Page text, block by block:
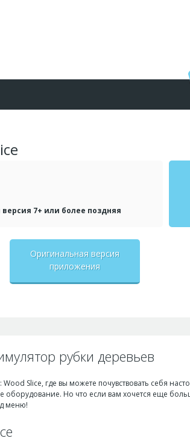
7+ или более поздняя
Оригинальная версия
приложения
рубки деревьев
Slice, где вы можете почувствовать себя
оборудование. Но что если вам хочется еще
меню!